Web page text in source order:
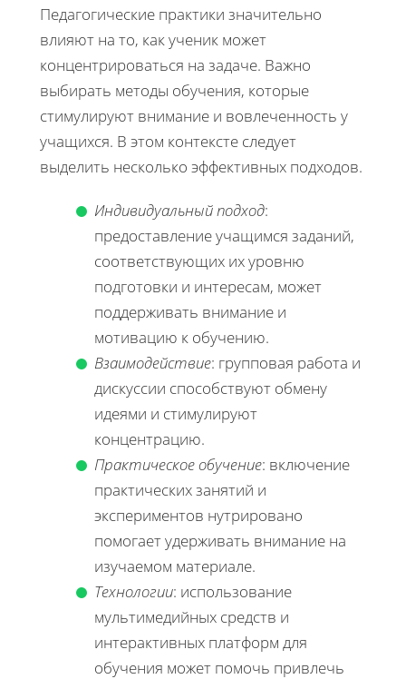
Педагогические практики значительно
влияют на то, как ученик может
концентрироваться на задаче. Важно
выбирать методы обучения, которые
стимулируют внимание и вовлеченность у
учащихся. В этом контексте следует
выделить несколько эффективных подходов.
Индивидуальный подход:
предоставление учащимся заданий,
соответствующих их уровню
подготовки и интересам, может
поддерживать внимание и
мотивацию к обучению.
Взаимодействие: групповая работа и
дискуссии способствуют обмену
идеями и стимулируют
концентрацию.
Практическое обучение: включение
практических занятий и
экспериментов нутрировано
помогает удерживать внимание на
изучаемом материале.
Технологии: использование
мультимедийных средств и
интерактивных платформ для
обучения может помочь привлечь